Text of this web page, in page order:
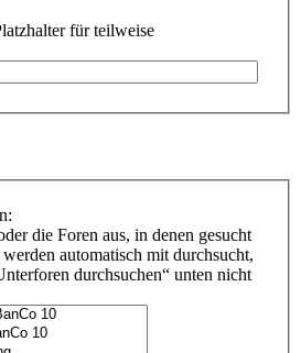
für teilweise
die Foren aus, in denen gesucht
automatisch mit durchsucht,
durchsuchen“ unten nicht